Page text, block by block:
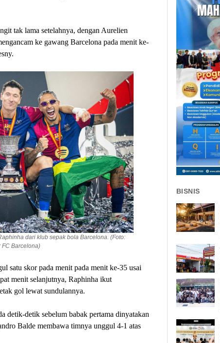
tak lama setelahnya, dengan Aurelien
ke gawang Barcelona pada menit ke-
dari klub sepak bola Barcelona. (Foto:
FC Barcelona)
satu skor pada menit pada menit ke-35 usai
menit selanjutnya, Raphinha ikut
gol lewat sundulannya.
detik-detik sebelum babak pertama dinyatakan
Balde membawa timnya unggul 4-1 atas
BISNIS